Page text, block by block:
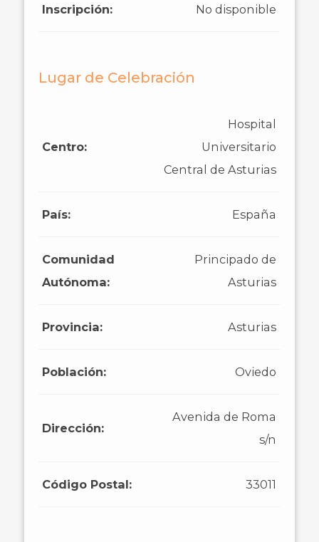
Inscripción: No disponible
Lugar de Celebración
Centro:
Hospital
Universitario
Central de Asturias
País: España
Comunidad
Autónoma:
Principado de
Asturias
Provincia: Asturias
Población: Oviedo
Dirección:
Avenida de Roma
s/n
Código Postal: 33011